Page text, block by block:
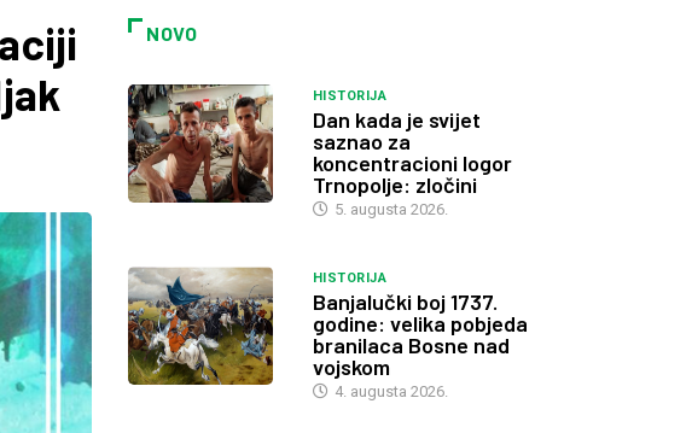
NOVO
HISTORIJA
Dan kada je svijet
saznao za
koncentracioni logor
Trnopolje: zločini
5. augusta 2026.
HISTORIJA
Banjalučki boj 1737.
godine: velika pobjeda
branilaca Bosne nad
vojskom
4. augusta 2026.